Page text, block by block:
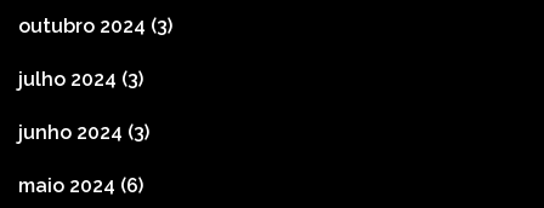
outubro 2024 (3)
julho 2024 (3)
junho 2024 (3)
maio 2024 (6)